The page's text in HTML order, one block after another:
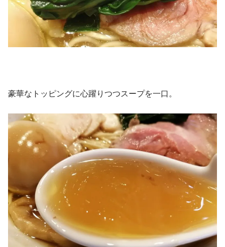
豪華なトッピングに心躍りつつスープを一口。